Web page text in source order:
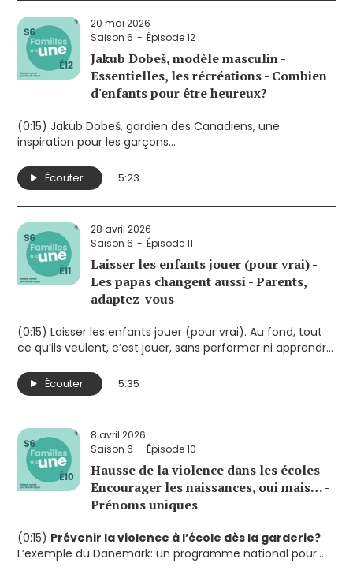
20 mai 2026
Saison 6
Épisode 12
Jakub Dobeš, modèle masculin -
Essentielles, les récréations - Combien
d'enfants pour être heureux?
(0:15) Jakub Dobeš, gardien des Canadiens, une
inspiration pour les garçons
des enfants
(3:58) Le nombre d'enfants influence-t-il le bonheur des
parents?
Écouter 5:23
28 avril 2026
Saison 6
Épisode 11
Laisser les enfants jouer (pour vrai) -
Les papas changent aussi - Parents,
adaptez-vous
(0:15) Laisser les enfants jouer (pour vrai). Au fond, tout
ce qu’ils veulent, c’est jouer, sans performer ni apprendre.
transforme le corps et le cerveau des hommes.
(4:09) Le meilleur parent n’est pas celui qui applique une
méthode parfaite, mais celui qui s’ajuste à son enfant et
à la situation.
Écouter 5:35
8 avril 2026
Saison 6
Épisode 10
Hausse de la violence dans les écoles -
Encourager les naissances, oui mais… -
Prénoms uniques
(0:15) Prévenir la violence à l’école dès la garderie?
L’exemple du Danemark: un programme national pour